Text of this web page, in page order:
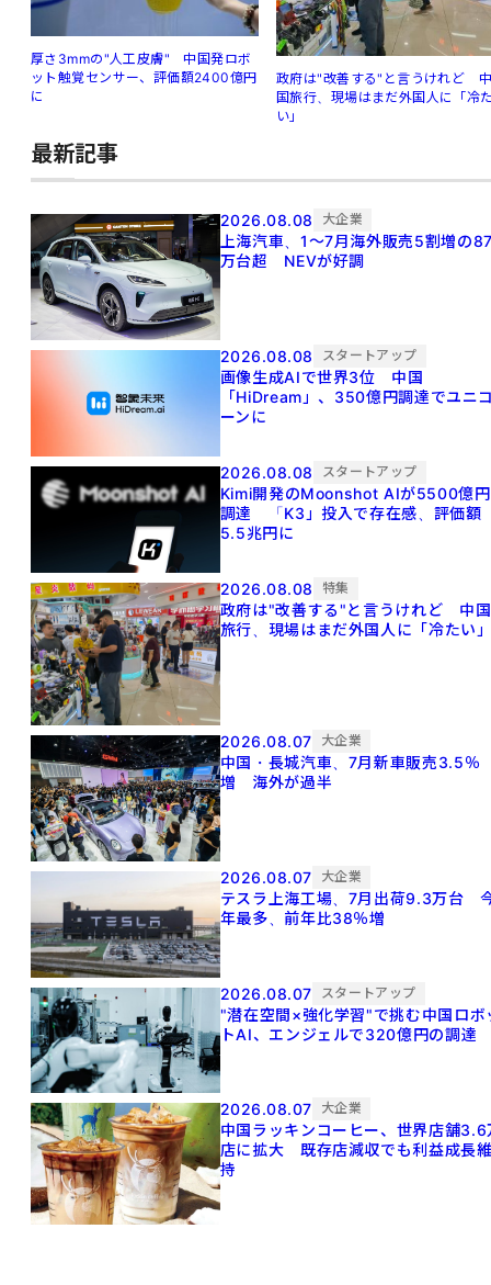
厚さ3mmの"人工皮膚" 中国発ロボ
ット触覚センサー、評価額2400億円
に
政府は"改善する"と言うけれど
国旅行、現場はまだ外国人に「冷
い」
最新記事
2026.08.08 大企業
上海汽車、1～7月海外販売5割増の
万台超 NEVが好調
2026.08.08 スタートアップ
画像生成AIで世界3位 中国
「HiDream」、350億円調達でユニ
ーンに
2026.08.08 スタートアップ
Kimi開発のMoonshot AIが5500億円
調達 「K3」投入で存在感、評価額
5.5兆円に
2026.08.08 特集
政府は"改善する"と言うけれど 中国
旅行、現場はまだ外国人に「冷たい
2026.08.07 大企業
中国・長城汽車、7月新車販売3.5％
増 海外が過半
2026.08.07 大企業
テスラ上海工場、7月出荷9.3万台
年最多、前年比38％増
2026.08.07 スタートアップ
"潜在空間×強化学習"で挑む中国ロボ
トAI、エンジェルで320億円の調達
2026.08.07 大企業
中国ラッキンコーヒー、世界店舗3.6
店に拡大 既存店減収でも利益成長
持